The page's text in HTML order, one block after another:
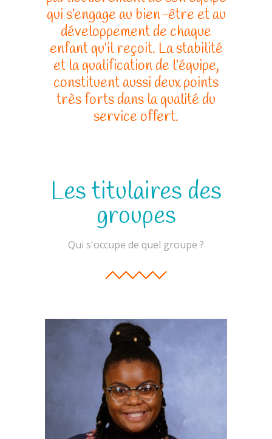
Contact
Se connecter
-- Parents
-- Employés
-- Membres du CA
qui s’engage au bien-être et au
développement de chaque
enfant qu’il reçoit. La stabilité
et la qualification de l’équipe,
constituent aussi deux points
très forts dans la qualité du
service offert.
Les titulaires des
groupes
Qui s'occupe de quel groupe ?